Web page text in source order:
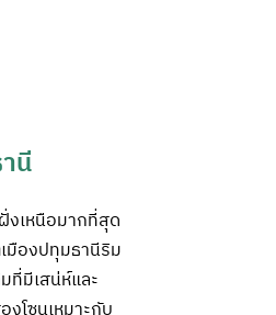
นี
เหนือมากที่สุด
มืองปทุมธานีริม
ที่มีเสน่ห์และ